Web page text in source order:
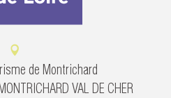
de Montrichard
VAL DE CHER